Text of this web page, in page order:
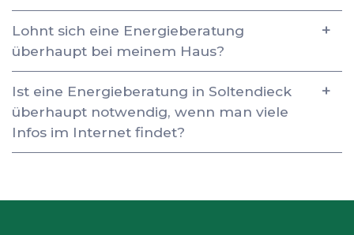
Lohnt sich eine Energieberatung
überhaupt bei meinem Haus?
Ist eine Energieberatung in Soltendieck
überhaupt notwendig, wenn man viele
Infos im Internet findet?